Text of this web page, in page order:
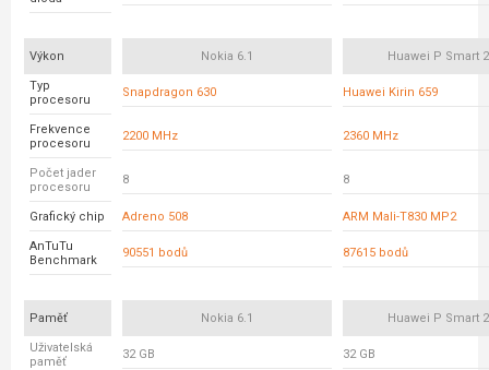
Výkon Nokia 6.1 Huawei P Smart
Typ
procesoru
Snapdragon 630 Huawei Kirin 659
Frekvence
procesoru
2200 MHz 2360 MHz
Počet jader
procesoru
8 8
Grafický chip Adreno 508 ARM Mali-T830 MP2
AnTuTu
Benchmark
90551 bodů 87615 bodů
Paměť Nokia 6.1 Huawei P Smart
Uživatelská
paměť
32 GB 32 GB